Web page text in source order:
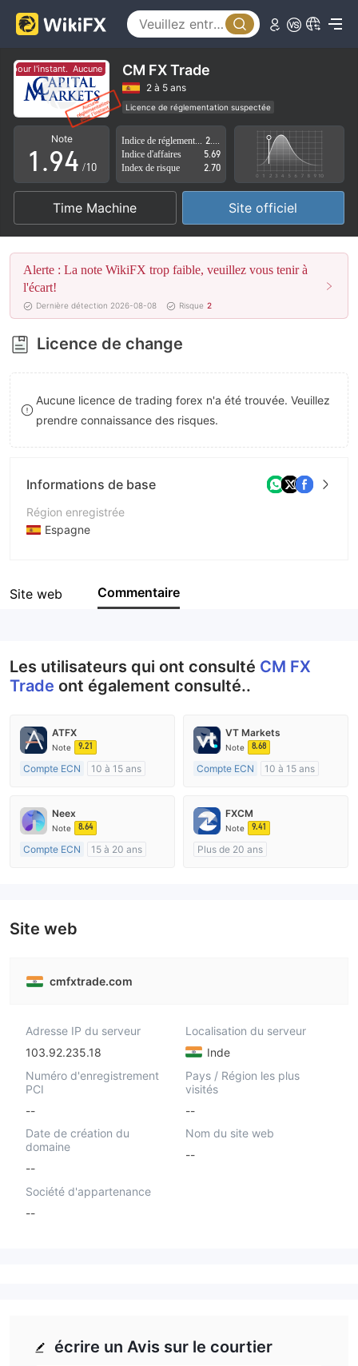
pour l'instant. Aucune réglementation pour l'instant.
CM FX Trade
2 à 5 ans
Licence de réglementation suspectée
Région d'affaires suspectée
Risque élevé potentiel
Note
0
1
2
3
4
5
6
7
8
9
.
5
6
7
8
9
0
1
2
3
4
5
6
7
9
/10
Indice d'affaires
5.69
Index de risque
2.70
Time Machine Site officiel
Alerte : La note WikiFX trop faible, veuillez vous tenir à
l'écart!
Dernière détection 2026-08-08 Risque 2
Licence de change
Aucune licence de trading forex n'a été trouvée. Veuillez
prendre connaissance des risques.
Informations de base
Région enregistrée
Espagne
Société
Site web Commentaire
Les utilisateurs qui ont consulté CM FX
Trade ont également consulté..
ATFX
Note 9.21
Compte ECN
10 à 15 ans
Market Making (MM)
Etiquette principale MT4
VT Markets
Note 8.68
Compte ECN
10 à 15 ans
Market Making (MM)
Etiquette principale MT4
Neex
Note 8.64
Compte ECN
15 à 20 ans
FXCM
Note 9.41
Plus de 20 ans
Site web
cmfxtrade.com
Adresse IP du serveur
103.92.235.18
Localisation du serveur
Inde
Numéro d'enregistrement
PCI
--
Pays / Région les plus
visités
--
Date de création du
domaine
--
Nom du site web
--
Société d'appartenance
--
écrire un Avis sur le courtier